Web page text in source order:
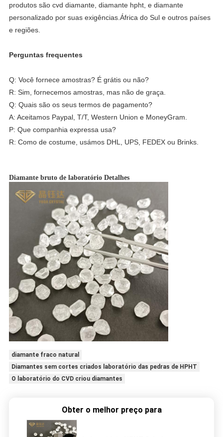
produtos são cvd diamante, diamante hpht, e diamante
personalizado por suas exigências.África do Sul e outros países
e regiões.
Perguntas frequentes
Q: Você fornece amostras? É grátis ou não?
R: Sim, fornecemos amostras, mas não de graça.
Q: Quais são os seus termos de pagamento?
A: Aceitamos Paypal, T/T, Western Union e MoneyGram.
P: Que companhia expressa usa?
R: Como de costume, usámos DHL, UPS, FEDEX ou Brinks.
Diamante bruto de laboratório Detalhes
diamante fraco natural
Diamantes sem cortes criados laboratório das pedras de HPHT
O laboratório do CVD criou diamantes
Obter o melhor preço para